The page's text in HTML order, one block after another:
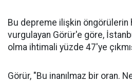
Bu depreme ilişkin
vurgulayan Görür'e göre,
olma ihtimali yüzde 47'ye
Görür, "Bu inanılmaz bir oran.